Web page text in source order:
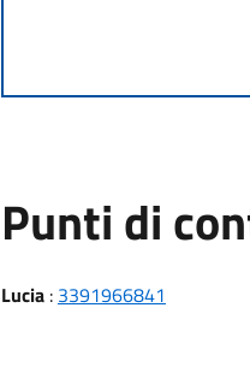
Punti di
Lucia: 3391966841